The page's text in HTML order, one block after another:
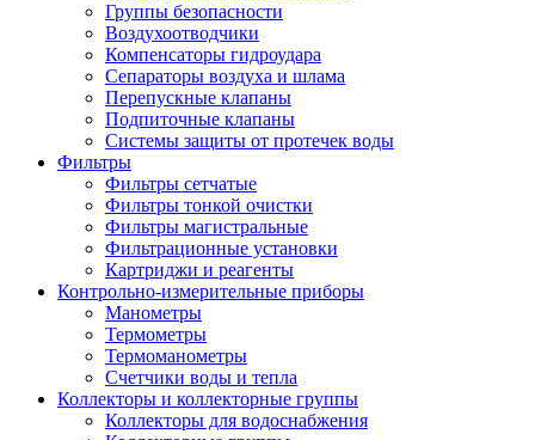
Группы безопасности
Воздухоотводчики
Компенсаторы гидроудара
Сепараторы воздуха и шлама
Перепускные клапаны
Подпиточные клапаны
Системы защиты от протечек воды
Фильтры
Фильтры сетчатые
Фильтры тонкой очистки
Фильтры магистральные
Фильтрационные установки
Картриджи и реагенты
Контрольно-измерительные приборы
Манометры
Термометры
Термоманометры
Счетчики воды и тепла
Коллекторы и коллекторные группы
Коллекторы для водоснабжения